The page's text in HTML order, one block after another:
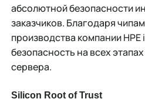
абсолютной безопасности
заказчиков. Благодаря
производства компании HPE
безопасность на всех
сервера.
Silicon Root of Trust